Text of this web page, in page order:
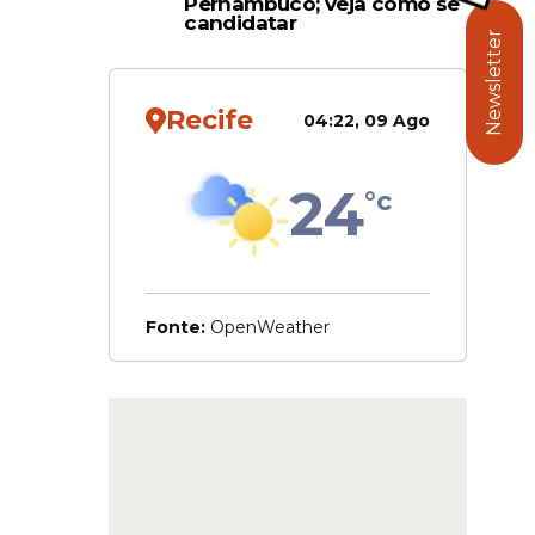
candidatar
Recife 04:22, 09 Ago
24°c
Fonte: OpenWeather
Newsletter